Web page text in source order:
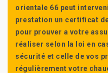
orientale 66 peut
prestation un certificat
pour prouver a votre
réaliser selon la loi en
sécurité et celle de vos
régulièrement votre